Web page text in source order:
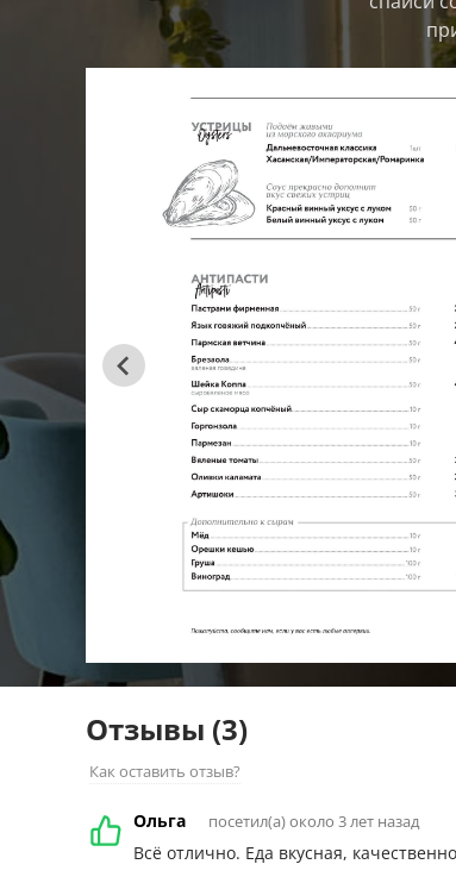
Отзывы (3)
Как оставить отзыв?
Ольга посетил(а) около 3 лет назад
Всё отлично. Еда вкусная,